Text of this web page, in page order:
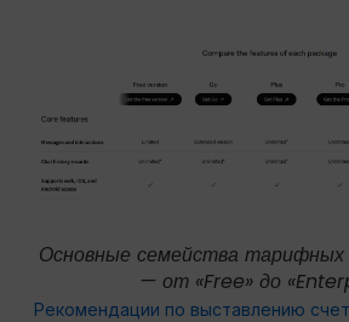
Основные семейства тарифных
— от «Free» до
Рекомендации по выставлению